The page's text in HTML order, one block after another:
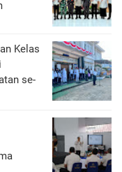
Kelas
se-